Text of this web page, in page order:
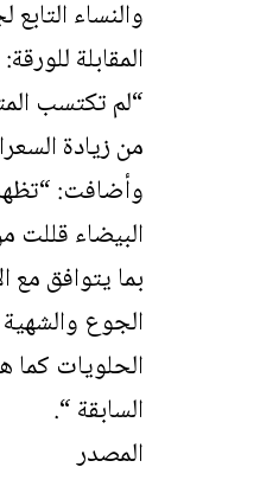
والنساء
المقابلة للورقة:
“لم تكتسب
من زيادة
وأضافت:
البيضاء قللت
بما يتوافق
الجوع
الحلويات
السابقة “.
المصدر